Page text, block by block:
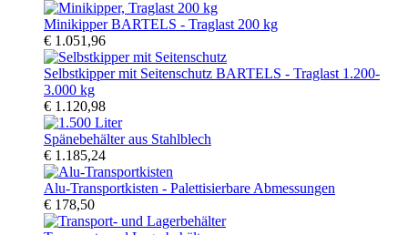
Minikipper BARTELS - Traglast 200 kg
€ 1.051,96
Selbstkipper mit Seitenschutz BARTELS - Traglast 1.200-
3.000 kg
€ 1.120,98
Spänebehälter aus Stahlblech
€ 1.185,24
Alu-Transportkisten - Palettisierbare Abmessungen
€ 178,50